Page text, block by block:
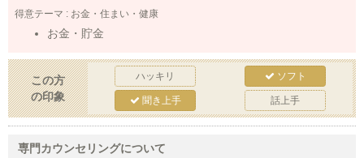
得意テーマ : お金・住まい・健康
お金・貯金
この方
の印象
ハッキリ ソフト
聞き上手 話上手
専門カウンセリングについて